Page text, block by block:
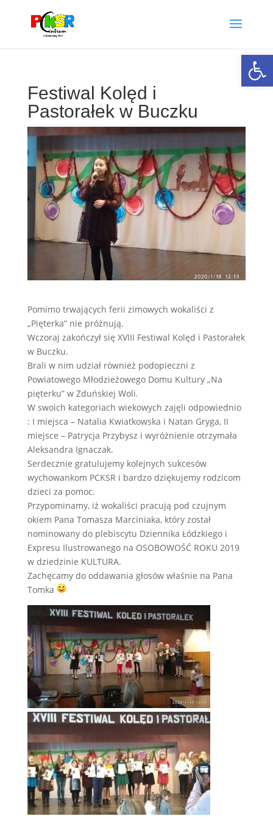
Festiwal Kolęd i
Pastorałek w Buczku
Pomimo trwających ferii zimowych wokaliści z
„Pięterka” nie próżnują.
Wczoraj zakończył się XVIII Festiwal Kolęd i Pastorałek
w Buczku.
Brali w nim udział również podopieczni z
Powiatowego Młodzieżowego Domu Kultury „Na
pięterku” w Zduńskiej Woli.
W swoich kategoriach wiekowych zajęli odpowiednio
: I miejsca – Natalia Kwiatkowska i Natan Gryga, II
miejsce – Patrycja Przybysz i wyróżnienie otrzymała
Aleksandra Ignaczak.
Serdecznie gratulujemy kolejnych sukcesów
wychowankom PCKSR i bardzo dziękujemy rodzicom
dzieci za pomoc.
Przypominamy, iż wokaliści pracują pod czujnym
okiem Pana Tomasza Marciniaka, który został
nominowany do plebiscytu Dziennika Łódzkiego i
Expresu Ilustrowanego na OSOBOWOŚĆ ROKU 2019
w dziedzinie KULTURA.
Zachęcamy do oddawania głosów właśnie na Pana
Tomka